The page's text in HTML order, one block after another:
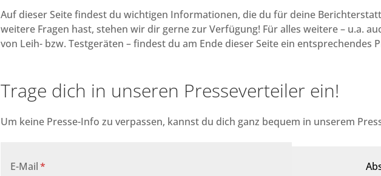
Auf dieser Seite findest du wichtigen Informationen, die du für deine
weitere Fragen hast, stehen wir dir gerne zur Verfügung! Für alles weitere – u.a.
von Leih- bzw. Testgeräten – findest du am Ende dieser Seite ein entsprechendes
Trage dich in unseren Presseverteiler ein!
Um keine Presse-Info zu verpassen, kannst du dich ganz bequem in unserem
E-Mail